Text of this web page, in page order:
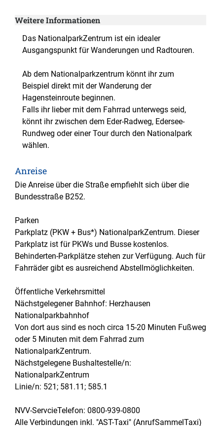
Weitere Informationen
Das NationalparkZentrum ist ein idealer
Ausgangspunkt für Wanderungen und Radtouren.
Ab dem Nationalparkzentrum könnt ihr zum
Beispiel direkt mit der Wanderung der
Hagensteinroute beginnen.
Falls ihr lieber mit dem Fahrrad unterwegs seid,
könnt ihr zwischen dem Eder-Radweg, Edersee-
Rundweg oder einer Tour durch den Nationalpark
wählen.
Anreise
Die Anreise über die Straße empfiehlt sich über die
Bundesstraße B252.
Parken
Parkplatz (PKW + Bus*) NationalparkZentrum. Dieser
Parkplatz ist für PKWs und Busse kostenlos.
Behinderten-Parkplätze stehen zur Verfügung. Auch für
Fahrräder gibt es ausreichend Abstellmöglichkeiten.
Öffentliche Verkehrsmittel
Nächstgelegener Bahnhof: Herzhausen
Nationalparkbahnhof
Von dort aus sind es noch circa 15-20 Minuten Fußweg
oder 5 Minuten mit dem Fahrrad zum
NationalparkZentrum.
Nächstgelegene Bushaltestelle/n:
NationalparkZentrum
Linie/n: 521; 581.11; 585.1
NVV-ServcieTelefon: 0800-939-0800
Alle Verbindungen inkl. "AST-Taxi" (AnrufSammelTaxi)